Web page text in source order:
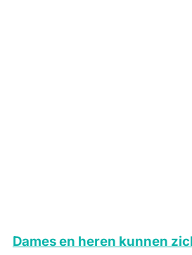
Dames en heren kunnen